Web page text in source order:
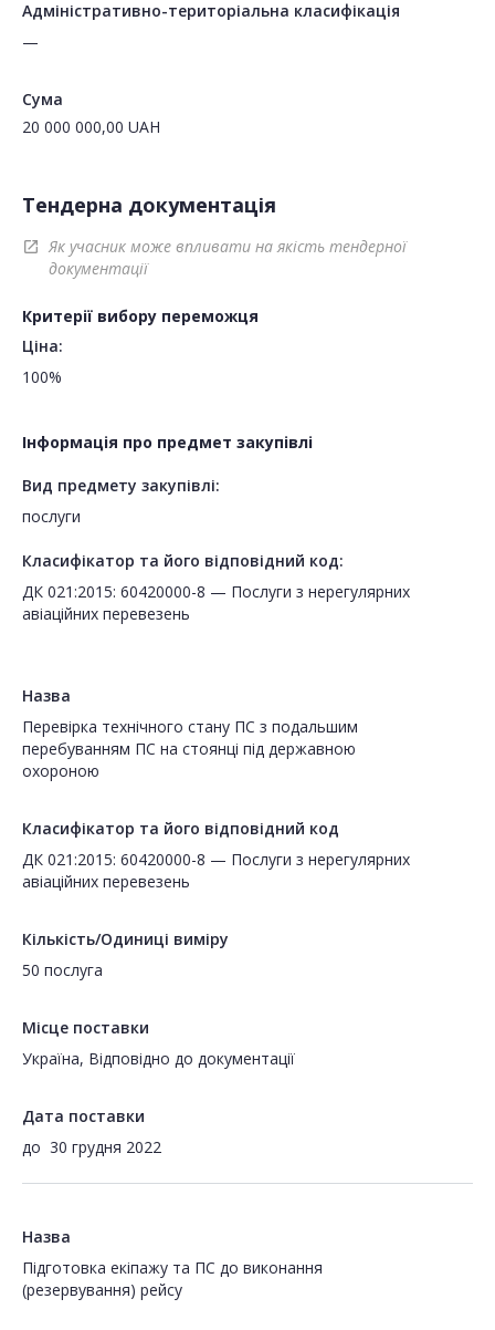
Адміністративно-територіальна класифікація
—
Сума
20 000 000,00 UAH
Тендерна документація
open_in_new
Як учасник може впливати на якість тендерної
документації
Критерії вибору переможця
Ціна:
100%
Інформація про предмет закупівлі
Вид предмету закупівлі:
послуги
Класифікатор та його відповідний код:
ДК 021:2015: 60420000-8 — Послуги з нерегулярних
авіаційних перевезень
Назва
Перевірка технічного стану ПС з подальшим
перебуванням ПС на стоянці під державною
охороною
Класифікатор та його відповідний код
ДК 021:2015: 60420000-8 — Послуги з нерегулярних
авіаційних перевезень
Кількість/Одиниці виміру
50 послуга
Місце поставки
Україна, Відповідно до документації
Дата поставки
до 30 грудня 2022
Назва
Підготовка екіпажу та ПС до виконання
(резервування) рейсу